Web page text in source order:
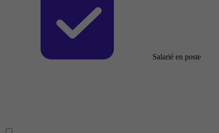
Salarié en poste